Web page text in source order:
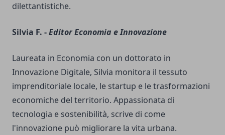
dilettantistiche.
Silvia F. -Editor Economia e Innovazione
Laureata in Economia con un dottorato in
Innovazione Digitale, Silvia monitora il tessuto
imprenditoriale locale, le startup e le trasformazioni
economiche del territorio. Appassionata di
tecnologia e sostenibilità, scrive di come
l'innovazione può migliorare la vita urbana.